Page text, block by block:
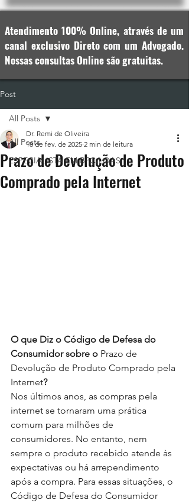
Atendimento 100% Online, através de um
canal exclusivo Direto com um Advogado.
Nossas consultas Online são gratuitas.
Post
All Posts
ESPECIALISTA EM BPC/LOAS
All Posts
Prazo de Devolução de Produto
Comprado pela Internet
Dr. Remi de Oliveira
18 de fev. de 2025 2 min de leitura
O que Diz o Código de Defesa do
Consumidor sobre o Prazo de
Devolução de Produto Comprado pela
Internet?
Nos últimos anos, as compras pela
internet se tornaram uma prática
comum para milhões de
consumidores. No entanto, nem
sempre o produto recebido atende às
expectativas ou há arrependimento
após a compra. Para essas situações, o
Código de Defesa do Consumidor